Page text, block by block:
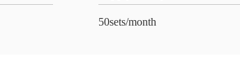
50sets/month